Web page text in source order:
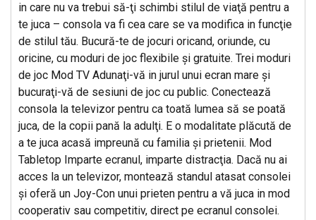
in care nu va trebui să-ţi schimbi stilul de viaţă pentru a
te juca – consola va fi cea care se va modifica in funcţie
de stilul tău. Bucură-te de jocuri oricand, oriunde, cu
oricine, cu moduri de joc flexibile şi gratuite. Trei moduri
de joc Mod TV Adunaţi-vă in jurul unui ecran mare şi
bucuraţi-vă de sesiuni de joc cu public. Conectează
consola la televizor pentru ca toată lumea să se poată
juca, de la copii pană la adulţi. E o modalitate plăcută de
a te juca acasă impreună cu familia şi prietenii. Mod
Tabletop Imparte ecranul, imparte distracţia. Dacă nu ai
acces la un televizor, montează standul atasat consolei
şi oferă un Joy-Con unui prieten pentru a vă juca in mod
cooperativ sau competitiv, direct pe ecranul consolei.